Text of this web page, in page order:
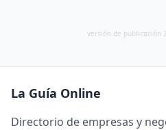
versión de publicación
La Guía Online
Directorio de empresas y